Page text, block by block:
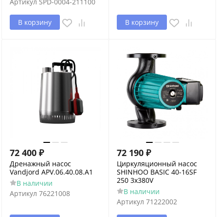
В корзину В корзину
72 400 ₽
Дренажный насос
Vandjord APV.06.40.08.A1
В наличии
Артикул 76221008
72 190 ₽
Циркуляционный насос
SHINHOO BASIC 40-16SF
250 3x380V
В наличии
Артикул 71222002